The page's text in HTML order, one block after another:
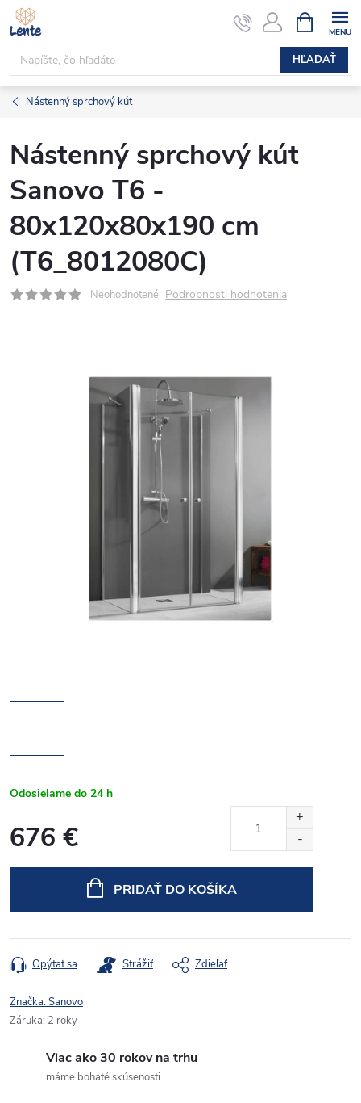
Prejsť
na
obsah
HĽADAŤ
KOŠÍK
Nástenný sprchový kút
Nástenný sprchový kút
Sanovo T6 -
80x120x80x190 cm
(T6_8012080C)
Neohodnotené Podrobnosti hodnotenia
Odosielame do 24 h
676 €
PRIDAŤ DO KOŠÍKA
Opýtať sa Strážiť Zdieľať
Značka:Sanovo
Záruka: 2 roky
Viac ako 30 rokov na trhu
máme bohaté skúsenosti